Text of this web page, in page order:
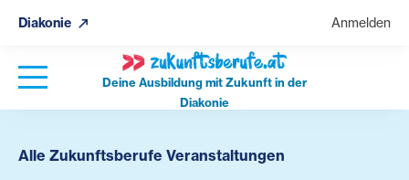
Diakonie Anmelden
Deine Ausbildung mit Zukunft in der
Diakonie
Alle Zukunftsberufe Veranstaltungen